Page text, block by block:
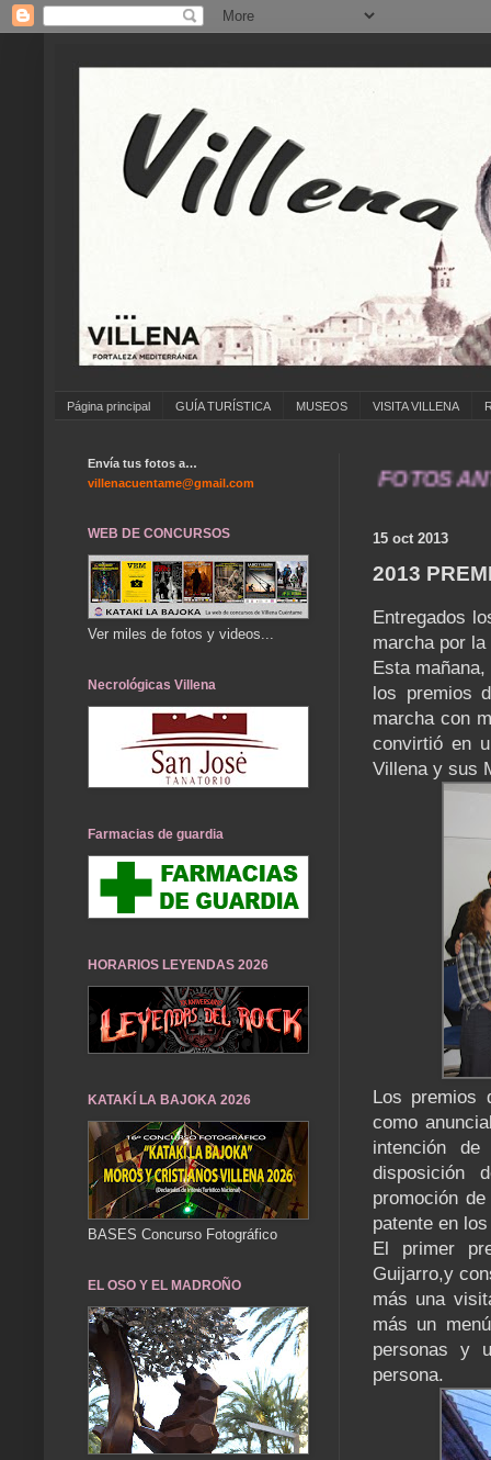
Página principal GUÍA TURÍSTICA MUSEOS VISITA VILLENA
... ANÍMATE A ENVIAR FOTOS
15 oct 2013
2013
Entregados
marcha por
Esta
los premios
marcha con
convirtió en
Villena y sus
Los premios
como
intención
disposición
promoción
patente en
El primer
Guijarro,y
más una
más un
personas y
persona.
Envía tus fotos a…
villenacuentame@gmail.com
WEB DE CONCURSOS
Ver miles de fotos y videos...
Necrológicas Villena
Farmacias de guardia
HORARIOS LEYENDAS 2026
KATAKÍ LA BAJOKA 2026
BASES Concurso Fotográfico
EL OSO Y EL MADROÑO